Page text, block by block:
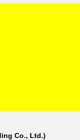
Co., Ltd.)